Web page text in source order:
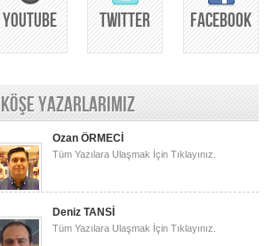
YOUTUBE TWITTER FACEBOOK
KÖŞE YAZARLARIMIZ
Ozan ÖRMECİ
Tüm Yazılara Ulaşmak İçin Tıklayınız.
Deniz TANSİ
Tüm Yazılara Ulaşmak İçin Tıklayınız.